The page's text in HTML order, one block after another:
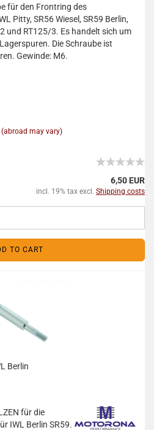
für den Frontring des
Pitty, SR56 Wiesel, SR59 Berlin,
und RT125/3. Es handelt sich um
Die Schraube ist
Gewinde: M6.
(abroad may vary)
6,50 EUR
incl. 19% tax excl. Shipping costs
TO CART
Berlin
für die
IWL Berlin SR59.